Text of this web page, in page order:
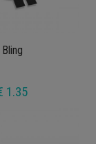
Bling
1.35